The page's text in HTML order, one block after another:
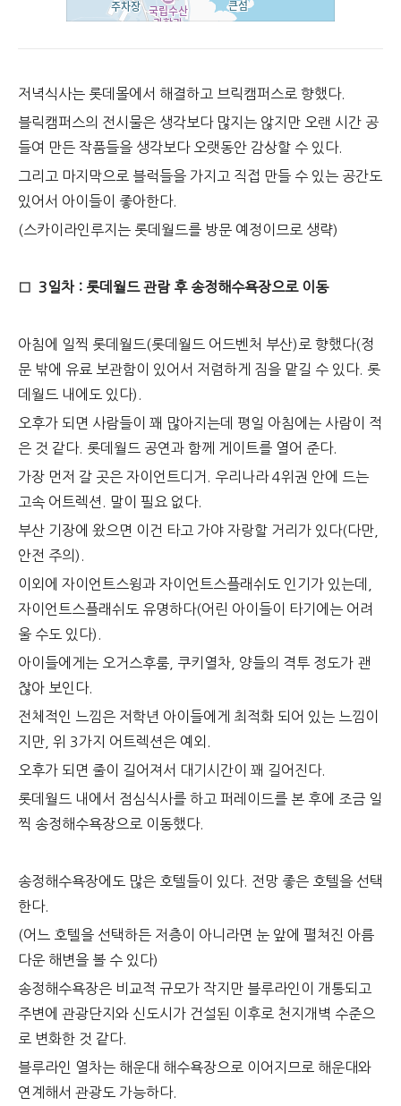
저녁식사는 롯데몰에서 해결하고 브릭캠퍼스로 향했다.
블릭캠퍼스의 전시물은 생각보다 많지는 않지만 오랜 시간 공
들여 만든 작품들을 생각보다 오랫동안 감상할 수 있다.
그리고 마지막으로 블럭들을 가지고 직접 만들 수 있는 공간도
있어서 아이들이 좋아한다.
(스카이라인루지는 롯데월드를 방문 예정이므로 생략)
□ 3일차 : 롯데월드 관람 후 송정해수욕장으로 이동
아침에 일찍 롯데월드(롯데월드 어드벤처 부산)로 향했다(정
문 밖에 유료 보관함이 있어서 저렴하게 짐을 맡길 수 있다. 롯
데월드 내에도 있다).
오후가 되면 사람들이 꽤 많아지는데 평일 아침에는 사람이 적
은 것 같다. 롯데월드 공연과 함께 게이트를 열어 준다.
가장 먼저 갈 곳은 자이언트디거. 우리나라 4위권 안에 드는
고속 어트렉션. 말이 필요 없다.
부산 기장에 왔으면 이건 타고 가야 자랑할 거리가 있다(다만,
안전 주의).
이외에 자이언트스윙과 자이언트스플래쉬도 인기가 있는데,
자이언트스플래쉬도 유명하다(어린 아이들이 타기에는 어려
울 수도 있다).
아이들에게는 오거스후룸, 쿠키열차, 양들의 격투 정도가 괜
찮아 보인다.
전체적인 느낌은 저학년 아이들에게 최적화 되어 있는 느낌이
지만, 위 3가지 어트렉션은 예외.
오후가 되면 줄이 길어져서 대기시간이 꽤 길어진다.
롯데월드 내에서 점심식사를 하고 퍼레이드를 본 후에
조금 일
찍 송정해수욕장으로 이동했다.
송정해수욕장에도 많은 호텔들이 있다. 전망 좋은 호텔을 선택
한다.
(어느 호텔을 선택하든 저층이 아니라면 눈 앞에 펼쳐진 아름
다운 해변을 볼 수 있다)
송정해수욕장은 비교적 규모가 작지만 블루라인이 개통되고
주변에 관광단지와 신도시가 건설된 이후로 천지개벽 수준으
로 변화한 것 같다.
블루라인 열차는 해운대 해수욕장으로 이어지므로 해운대와
연계해서 관광도 가능하다.